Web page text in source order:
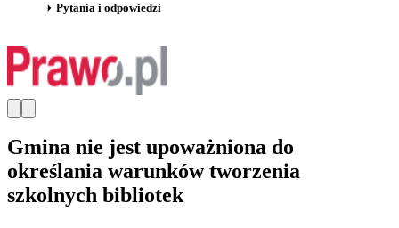
Pytania i odpowiedzi
Gmina nie jest upoważniona do
określania warunków tworzenia
szkolnych bibliotek